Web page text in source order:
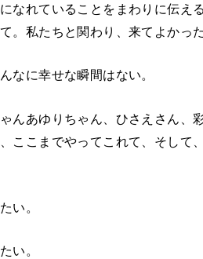
なれていることをまわりに伝え
。私たちと関わり、来てよかっ
なに幸せな瞬間はない。
んあゆりちゃん、ひさえさん、
ここまでやってこれて、そして
い。
い。